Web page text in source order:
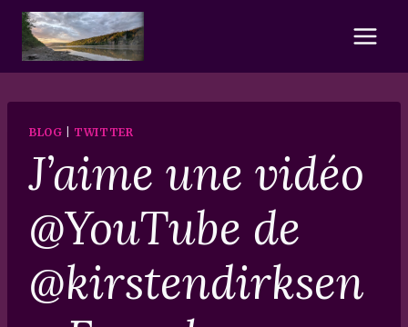
Skip
content
BLOG TWITTER
J’aime une vidéo
@YouTube de
@kirstendirksen